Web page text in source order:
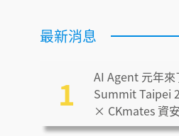
最新消息
1
AI Agent 元年來
Summit Taipei
× CKmates 資